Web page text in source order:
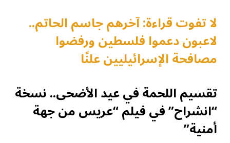
لا تفوت قراءة: آخرهم جاسم الحاتم..
لاعبون دعموا فلسطين ورفضوا
مصافحة الإسرائيليين علنًا
تقسيم اللحمة في عيد الأضحى.. نسخة
“انشراح” في فيلم “عريس من جهة
أمنية”